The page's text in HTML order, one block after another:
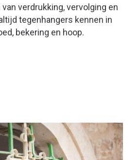
verdrukking, vervolging en
tegenhangers kennen in
bekering en hoop.